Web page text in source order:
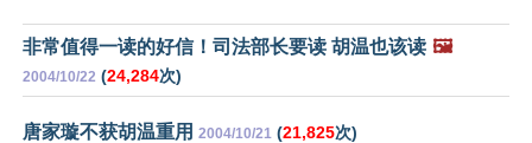
非常值得一读的好信！司法部长要读 胡温也该读 🖼️
2004/10/22 (24,284次)
唐家璇不获胡温重用 2004/10/21 (21,825次)